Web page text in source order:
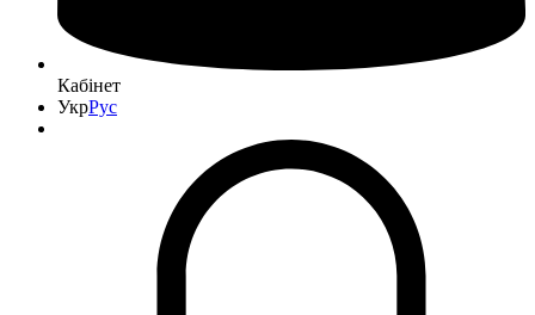
Кабінет
УкрРус